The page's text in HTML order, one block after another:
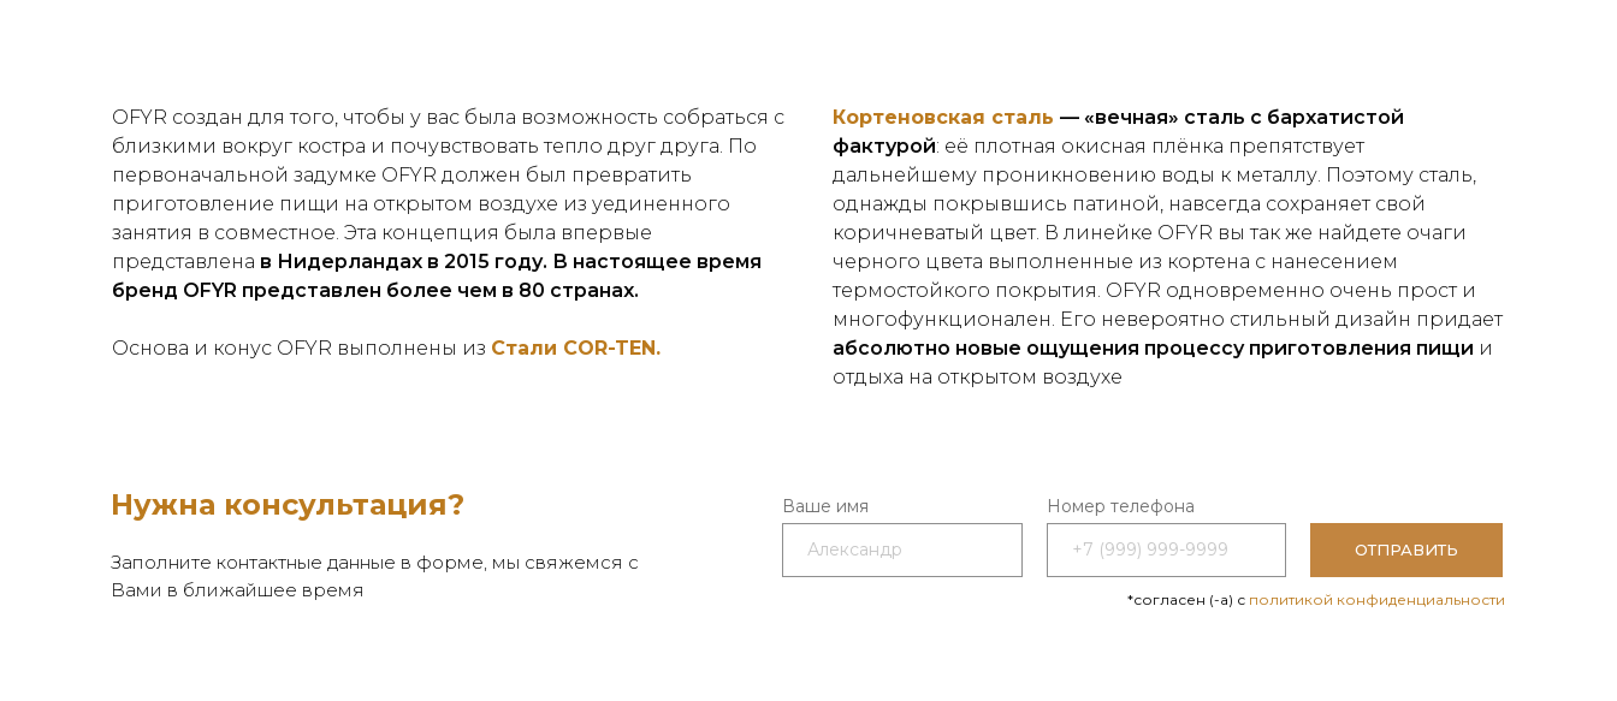
Кортеновcкая сталь — «вечная» сталь с бархатистой
фактурой: её плотная окисная плёнка препятствует
дальнейшему проникновению воды к металлу. Поэтому сталь,
однажды покрывшись патиной, навсегда сохраняет свой
коричневатый цвет. В линейке OFYR вы так же найдете очаги
черного цвета выполненные из кортена с нанесением
термостойкого покрытия. OFYR одновременно очень прост и
многофункционален. Его невероятно стильный дизайн придает
абсолютно новые ощущения процессу приготовления пищи и
отдыха на открытом воздухе
OFYR создан для того, чтобы у вас была возможность собраться с
близкими вокруг костра и почувствовать тепло друг друга. По
первоначальной задумке OFYR должен был превратить
приготовление пищи на открытом воздухе из уединенного
занятия в совместное. Эта концепция была впервые
представлена в Нидерландах в 2015 году. В настоящее время
бренд OFYR представлен более чем в 80 странах.
Основа и конус OFYR выполнены из Стали COR-TEN.
Ваше имя Номер телефона
ОТПРАВИТЬ
Заполните контактные данные в форме, мы свяжемся с
Вами в ближайшее время
Нужна консультация?
*согласен (-а) с политикой конфиденциальности